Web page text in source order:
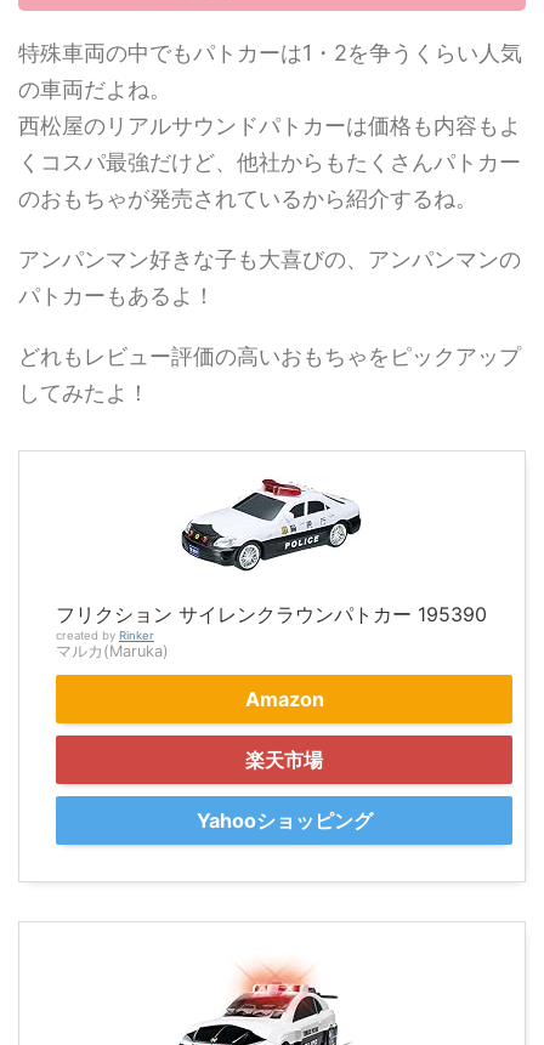
特殊車両の中でもパトカーは1・2を争うくらい人気
の車両だよね。
西松屋のリアルサウンドパトカーは価格も内容もよ
くコスパ最強だけど、他社からもたくさんパトカー
のおもちゃが発売されているから紹介するね。
アンパンマン好きな子も大喜びの、アンパンマンの
パトカーもあるよ！
どれもレビュー評価の高いおもちゃをピックアップ
してみたよ！
フリクション サイレンクラウンパトカー 195390
created by Rinker
マルカ(Maruka)
Amazon
楽天市場
Yahooショッピング